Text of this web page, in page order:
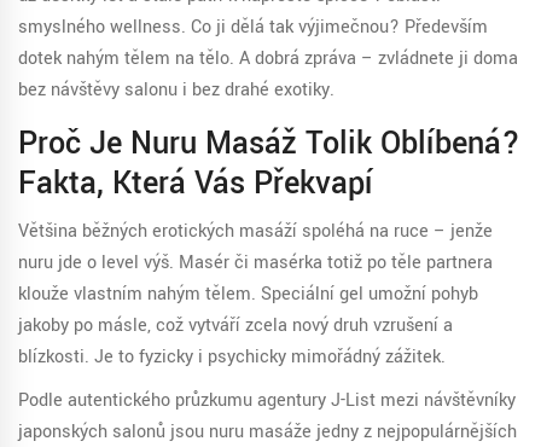
smyslného wellness. Co ji dělá tak výjimečnou? Především
dotek nahým tělem na tělo. A dobrá zpráva – zvládnete ji doma
bez návštěvy salonu i bez drahé exotiky.
Proč Je Nuru Masáž Tolik Oblíbená?
Fakta, Která Vás Překvapí
Většina běžných erotických masáží spoléhá na ruce – jenže
nuru jde o level výš. Masér či masérka totiž po těle partnera
klouže vlastním nahým tělem. Speciální gel umožní pohyb
jakoby po másle, což vytváří zcela nový druh vzrušení a
blízkosti. Je to fyzicky i psychicky mimořádný zážitek.
Podle autentického průzkumu agentury J-List mezi návštěvníky
japonských salonů jsou nuru masáže jedny z nejpopulárnějších